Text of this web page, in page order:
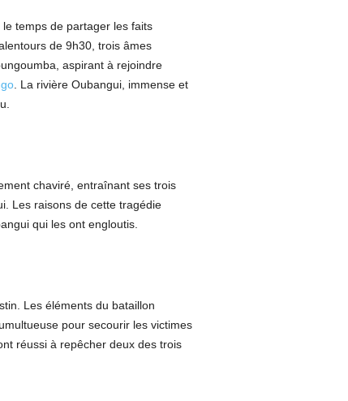
temps de partager les faits
de 9h30, trois âmes
aspirant à rejoindre
. La rivière Oubangui, immense et
chaviré, entraînant ses trois
Les raisons de cette tragédie
qui les ont engloutis.
Les éléments du bataillon
pour secourir les victimes
réussi à repêcher deux des trois